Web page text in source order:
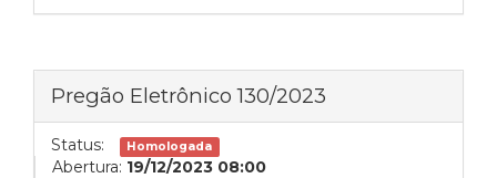
Pregão Eletrônico 130/2023
Status: Homologada
Abertura: 19/12/2023 08:00